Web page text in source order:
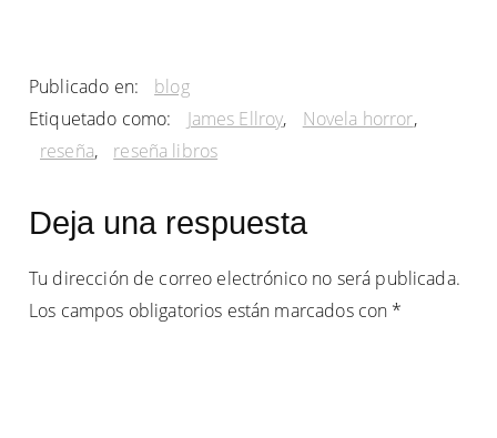
Publicado en:
blog
Etiquetado como:
James Ellroy, Novela horror,
reseña, reseña libros
con
los
Deja una respuesta
Tu dirección de correo electrónico no será publicada.
Los campos obligatorios están marcados con *